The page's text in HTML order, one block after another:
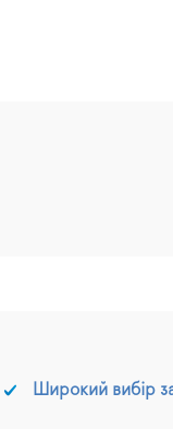
Широкий вибір